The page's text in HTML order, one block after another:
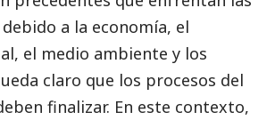
a la economía, el
el medio ambiente y los
claro que los procesos del
finalizar. En este contexto,